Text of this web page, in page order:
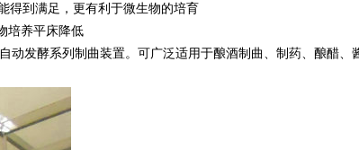
得到满足，更有利于微生物的培育
培养平床降低
动发酵系列制曲装置。可广泛适用于酿酒制曲、制药、酿醋、